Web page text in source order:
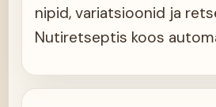
nipid, variatsioonid ja
Nutiretseptis koos